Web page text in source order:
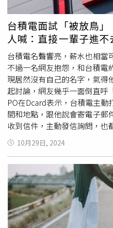
剝繭，查出李男負債上百萬，
台幣5389萬元）保險金才殺
判李男犯故意殺人罪、保險詐
2023年12月遼寧高院駁回李男
台積電面試「被放鳥
人喊：直接一輩子進不
台積電名聲響亮，薪水也相當
不過一名網友抱怨，和台積電
現居然沒有自己的名字，氣得
起討論，網友幾乎一面倒直呼
PO在Dcard表示，台積電主
間和地點，跟他說會寄電子郵
收到信件，主動發信詢問，也
好了要面試。原PO氣炸，「
南面試，到廠直接放鳥，跟我
回，我花的時間和油錢怎算，
的台積電，約面試的人很不負
鳥爽約？上市櫃公司都這樣亂
嗎？南科6廠的人資，目前已
起討論，網友紛紛留言「還敢
去」、「我也覺得沒收到面試
10月29日, 2024